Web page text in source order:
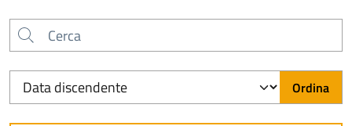
Cerca
Ordina per Ordina